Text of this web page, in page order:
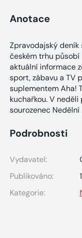
Anotace
Zpravodajský deník
českém trhu
aktuální informace
sport, zábavu a TV
suplementem Aha!
kuchařkou. V
sourozenec Nedělní
Podrobnosti
Vydavatel:
Publikováno:
Kategorie: